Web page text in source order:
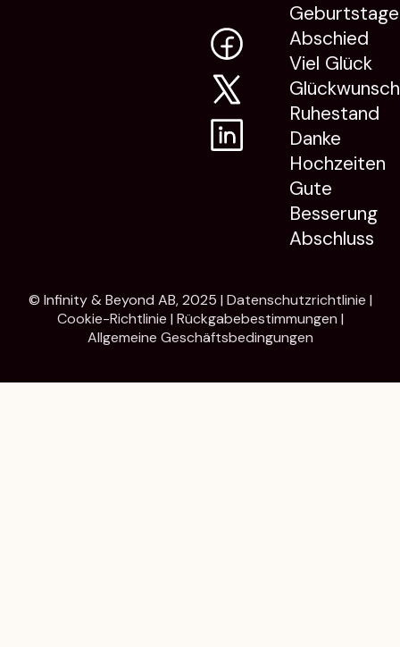
Geburtstage
Abschied
Viel Glück
Glückwunsch
Ruhestand
Danke
Hochzeiten
Gute
Besserung
Abschluss
© Infinity & Beyond AB, 2025 | Datenschutzrichtlinie |
Cookie-Richtlinie | Rückgabebestimmungen |
Allgemeine Geschäftsbedingungen